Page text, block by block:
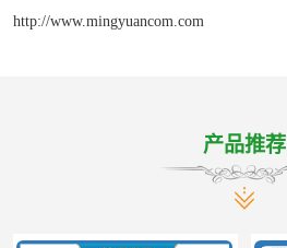
http://www.mingyuancom.com
产品推荐